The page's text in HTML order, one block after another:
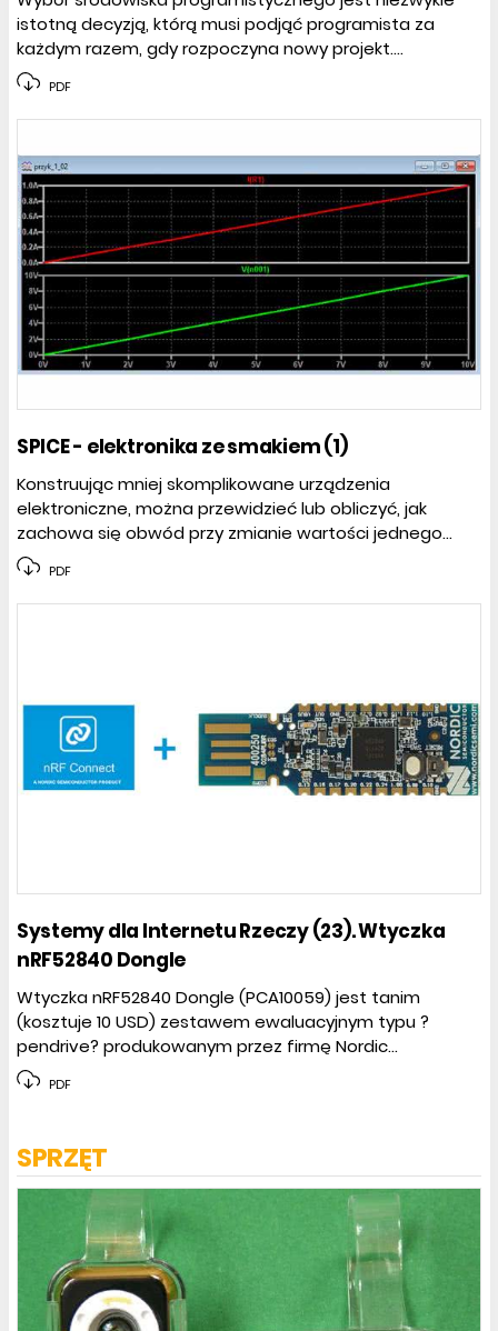
istotną decyzją, którą musi podjąć programista za
każdym razem, gdy rozpoczyna nowy projekt....
PDF
SPICE - elektronika ze smakiem (1)
Konstruując mniej skomplikowane urządzenia
elektroniczne, można przewidzieć lub obliczyć, jak
zachowa się obwód przy zmianie wartości jednego...
PDF
Systemy dla Internetu Rzeczy (23). Wtyczka
nRF52840 Dongle
Wtyczka nRF52840 Dongle (PCA10059) jest tanim
(kosztuje 10 USD) zestawem ewaluacyjnym typu ?
pendrive? produkowanym przez firmę Nordic...
PDF
SPRZĘT